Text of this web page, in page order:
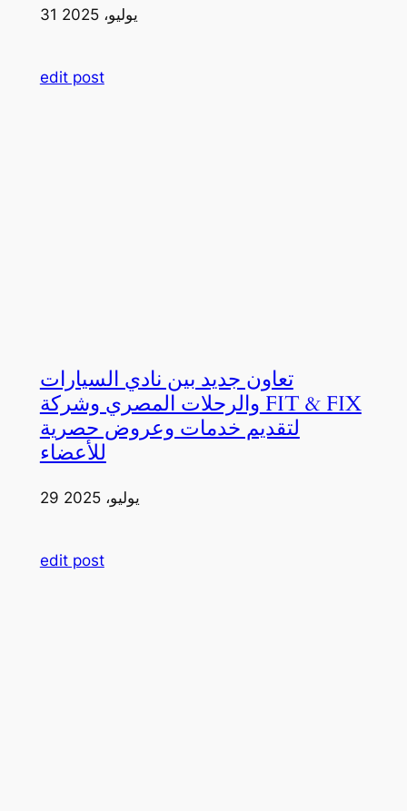
31 يوليو، 2025
edit post
تعاون جديد بين نادي السيارات
والرحلات المصري وشركة FIT & FIX
لتقديم خدمات وعروض حصرية
للأعضاء
29 يوليو، 2025
edit post